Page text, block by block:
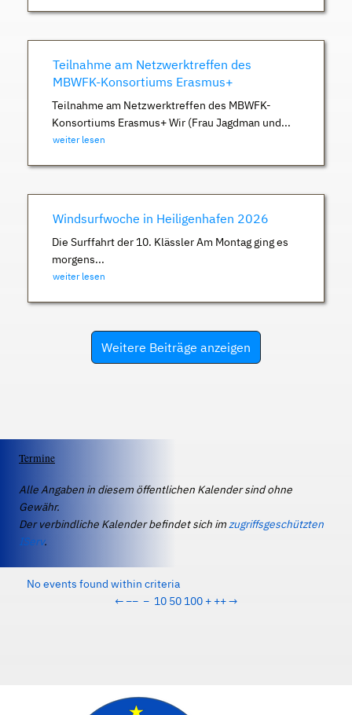
Teilnahme am Netzwerktreffen des
MBWFK-Konsortiums Erasmus+
Teilnahme am Netzwerktreffen des MBWFK-
Konsortiums Erasmus+ Wir (Frau Jagdman und...
weiter lesen
Windsurfwoche in Heiligenhafen 2026
Die Surffahrt der 10. Klässler Am Montag ging es
morgens...
weiter lesen
Weitere Beiträge anzeigen
Termine
Alle Angaben in diesem öffentlichen Kalender sind ohne
Gewähr.
Der verbindliche Kalender befindet sich imzugriffsgeschützten
IServ.
No events found within criteria
← −− − 10 50 100 + ++→